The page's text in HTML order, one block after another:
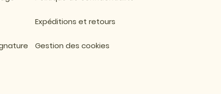
Expéditions et retours
Gestion des cookies